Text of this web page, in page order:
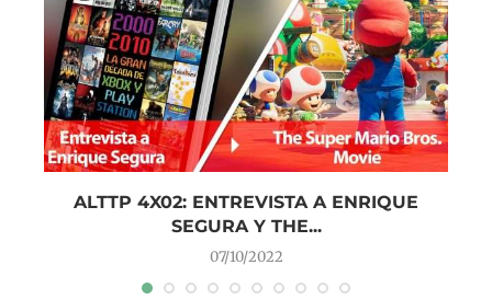
ALTTP 4X02: ENTREVISTA A ENRIQUE
SEGURA Y THE...
07/10/2022